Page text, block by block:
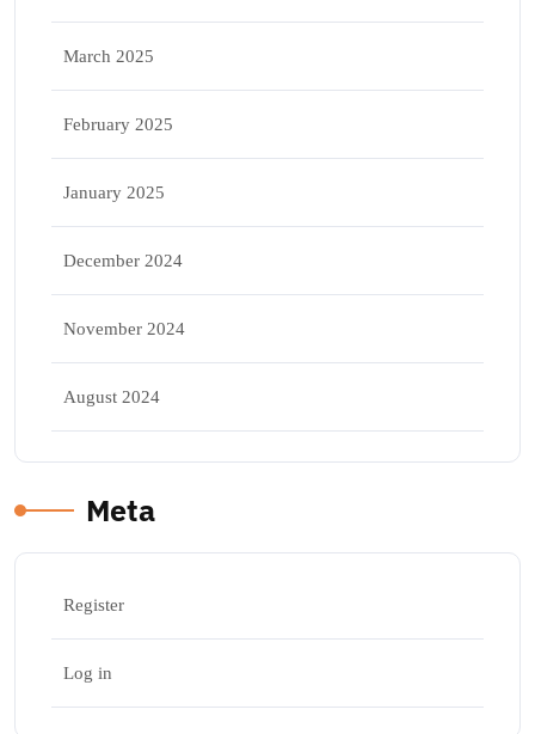
March 2025
February 2025
January 2025
December 2024
November 2024
August 2024
Meta
Register
Log in